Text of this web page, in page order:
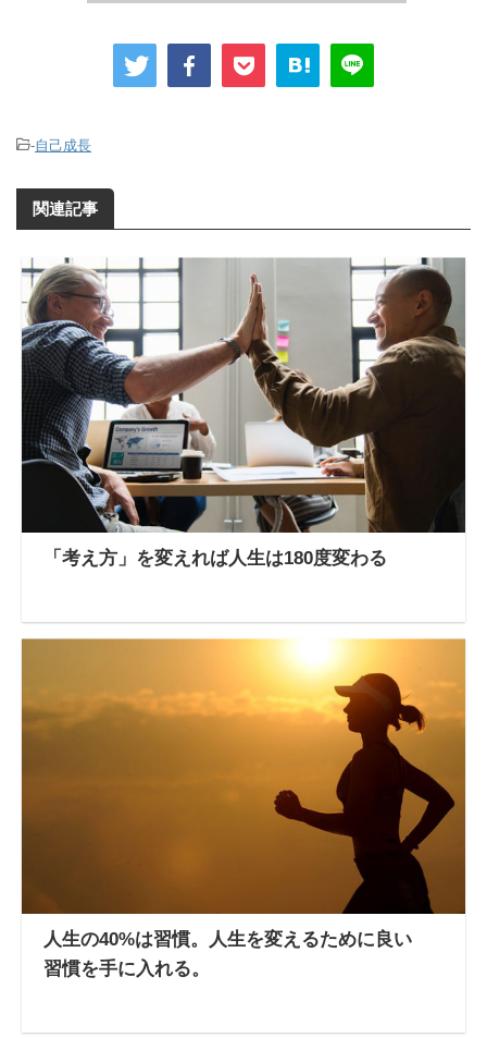
-自己成長
関連記事
「考え方」を変えれば人生は180度変わる
人生の40%は習慣。人生を変えるために良い
習慣を手に入れる。